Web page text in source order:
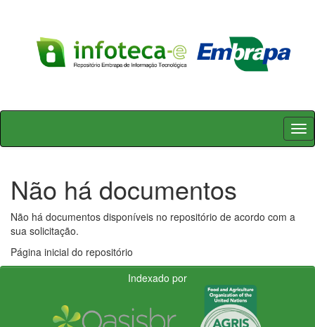
Skip
Não há documentos
Não há documentos disponíveis no repositório de acordo com a
sua solicitação.
Página inicial do repositório
Indexado por